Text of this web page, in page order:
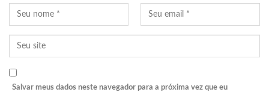
Salvar meus dados neste navegador para a próxima vez que eu